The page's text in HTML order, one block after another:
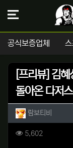
공식보증업체 스
[프리뷰] 김
돌아온 다저
작성자 정보
람보티비
컨텐츠 정보
5,602